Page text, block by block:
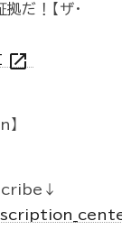
だ！【ザ・
open_in_new